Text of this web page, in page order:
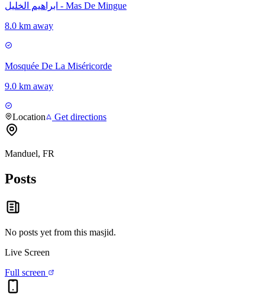
ابراهيم الخليل - Mas De Mingue
8.0 km away
Mosquée De La Miséricorde
9.0 km away
Location Get directions
Manduel, FR
Posts
No posts yet from this masjid.
Live Screen
Full screen